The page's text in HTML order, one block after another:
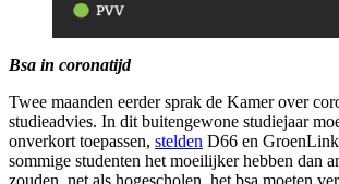
Bsa in coronatijd
Twee maanden eerder sprak de Kamer over
studieadvies. In dit buitengewone studiejaar
onverkort toepassen, stelden D66 en
sommige studenten het moeilijker hebben dan
zouden, net als hogescholen, het bsa moeten